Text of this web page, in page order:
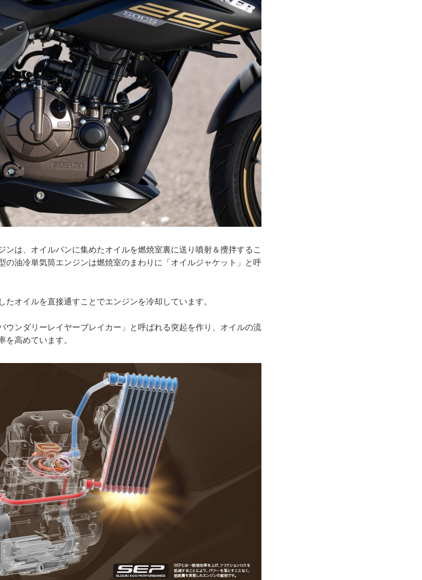
ンは、オイルパンに集めたオイルを燃焼室裏に送り噴射＆攪拌するこ
の油冷単気筒エンジンは燃焼室のまわりに「オイルジャケット」と呼
たオイルを直接通すことでエンジンを冷却しています。
ウンダリーレイヤーブレイカー」と呼ばれる突起を作り、オイルの流
を高めています。